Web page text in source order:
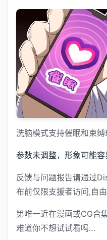
洗脑模式支持催眠和束缚
参数未调整，形象可能
反馈与问题报告请通过
布前仅限支援者访问,自由
第唯一近在漫画或CG合
难道你不想试试看吗…